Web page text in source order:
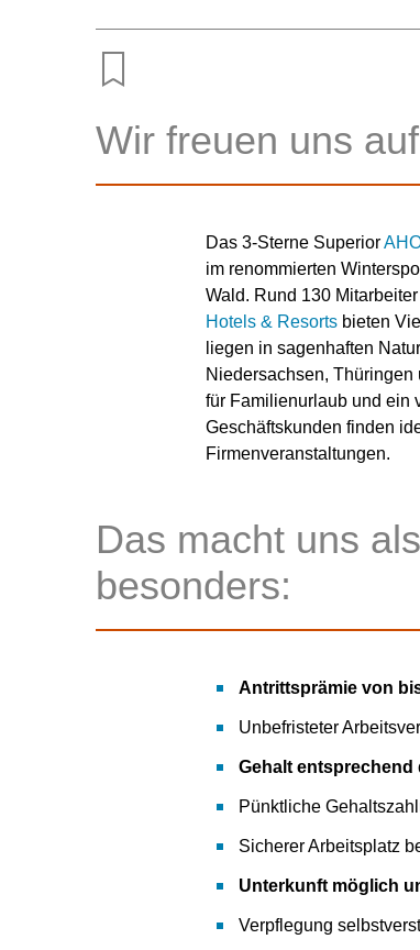
Wir freuen uns
Das 3-Sterne Superior
im renommierten
Wald. Rund 130
Hotels & Resorts bieten
liegen in sagenhaften
Niedersachsen,
für Familienurlaub und ein
Geschäftskunden finden
Firmenveranstaltungen.
Das macht uns
besonders:
Antrittsprämie von
Unbefristeter
Gehalt
Pünktliche
Sicherer Arbeitsplatz
Unterkunft möglich
Verpflegung